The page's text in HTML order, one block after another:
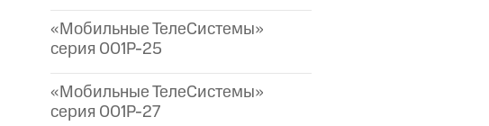
«Мобильные ТелеСистемы»
серия 001P-25
«Мобильные ТелеСистемы»
серия 001P-27